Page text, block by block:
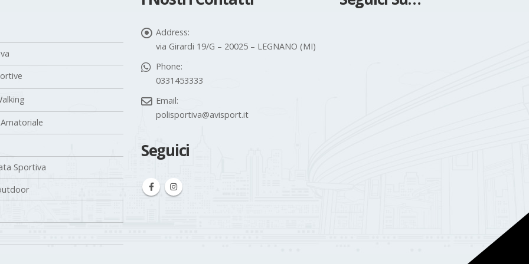
Sportiva
Address:
via Girardi 19/G – 20025 – LEGNANO (MI)
Phone:
0331453333
Email:
polisportiva@avisport.it
Seguici